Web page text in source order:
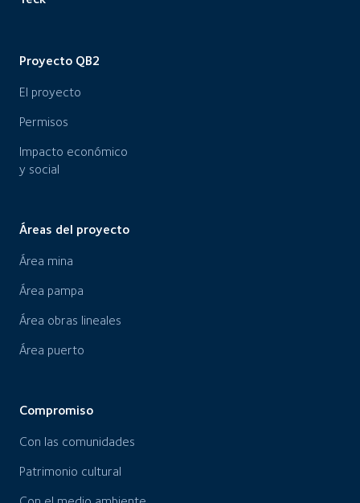
Proyecto QB2
El proyecto
Permisos
Impacto económico
y social
Áreas del proyecto
Área mina
Área pampa
Área obras lineales
Área puerto
Compromiso
Con las comunidades
Patrimonio cultural